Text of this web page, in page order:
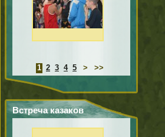
1 2 3 4 5 > >>
Встреча казаков